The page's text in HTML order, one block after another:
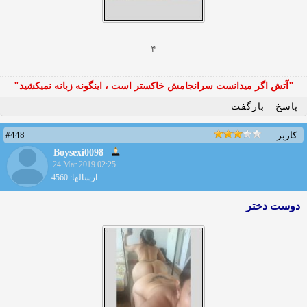
۴
"آتش اگر ميدانست سرانجامش خاكستر است ، اينگونه زبانه نميكشيد"
پاسخ
بازگفت
کاربر
#448
Boysexi0098
24 Mar 2019 02:25
ارسالها: 4560
دوست دختر